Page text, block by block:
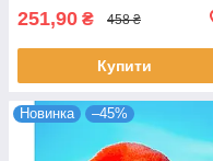
251,90 ₴ 458 ₴
Купити
Новинка –45%